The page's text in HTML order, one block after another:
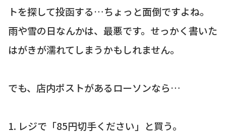
トを探して投函する…ちょっと面倒ですよね。
雨や雪の日なんかは、最悪です。せっかく書いた
はがきが濡れてしまうかもしれません。
でも、店内ポストがあるローソンなら…
1. レジで「85円切手ください」と買う。